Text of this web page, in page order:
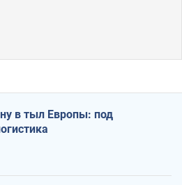
в тыл Европы: под